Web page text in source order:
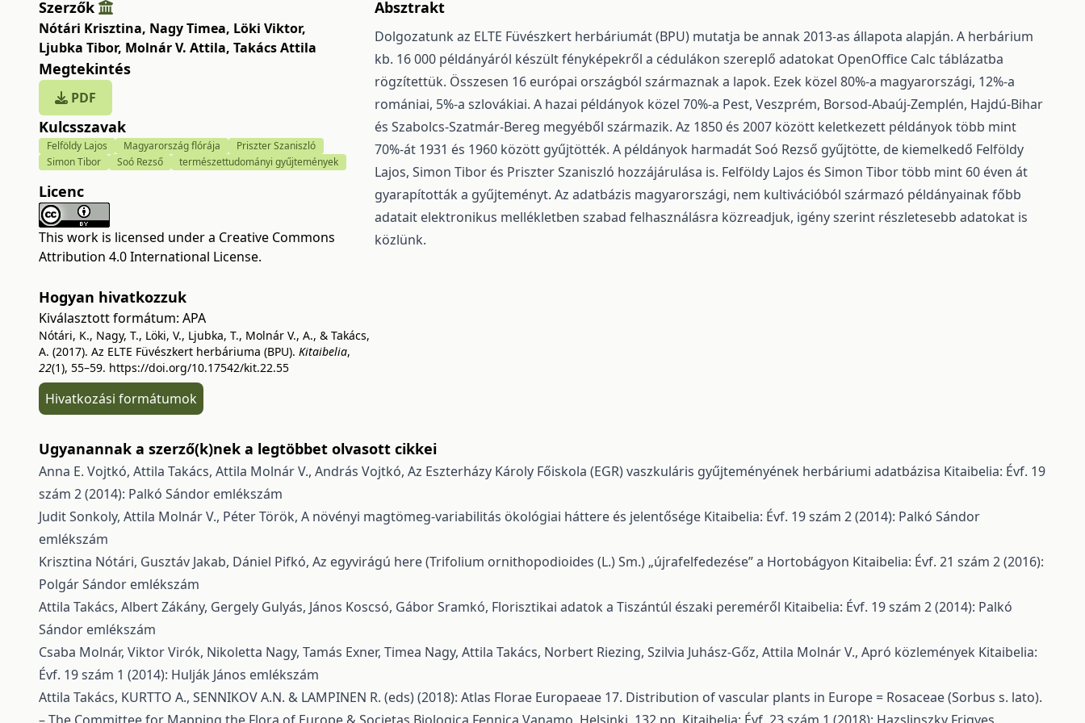
Szerzők
Nótári Krisztina, Nagy Timea, Löki Viktor,
Ljubka Tibor, Molnár V. Attila, Takács Attila
Megtekintés
PDF
Kulcsszavak
Felföldy Lajos Magyarország flórája
Priszter Szaniszló
Simon Tibor
Soó Rezső természettudományi gyűjtemények
Licenc
This work is licensed under a Creative Commons
Attribution 4.0 International License.
Hogyan hivatkozzuk
Kiválasztott formátum: APA
Nótári, K., Nagy, T., Löki, V., Ljubka, T., Molnár V., A., & Takács,
A. (2017). Az ELTE Füvészkert herbáriuma (BPU). Kitaibelia,
22(1), 55–59. https://doi.org/10.17542/kit.22.55
Hivatkozási formátumok
Absztrakt
Dolgozatunk az ELTE Füvészkert herbáriumát (BPU) mutatja be annak 2013-as állapota alapján. A herbárium
kb. 16 000 példányáról készült fényképekről a cédulákon szereplő adatokat OpenOffice Calc táblázatba
rögzítettük. Összesen 16 európai országból származnak a lapok. Ezek közel 80%-a magyarországi, 12%-a
romániai, 5%-a szlovákiai. A hazai példányok közel 70%-a Pest, Veszprém, Borsod-Abaúj-Zemplén, Hajdú-Bihar
és Szabolcs-Szatmár-Bereg megyéből származik. Az 1850 és 2007 között keletkezett példányok több mint
70%-át 1931 és 1960 között gyűjtötték. A példányok harmadát Soó Rezső gyűjtötte, de kiemelkedő Felföldy
Lajos, Simon Tibor és Priszter Szaniszló hozzájárulása is. Felföldy Lajos és Simon Tibor több mint 60 éven át
gyarapították a gyűjteményt. Az adatbázis magyarországi, nem kultivációból származó példányainak főbb
adatait elektronikus mellékletben szabad felhasználásra közreadjuk, igény szerint részletesebb adatokat is
közlünk.
Ugyanannak a szerző(k)nek a legtöbbet olvasott cikkei
Anna E. Vojtkó, Attila Takács, Attila Molnár V., András Vojtkó, Az Eszterházy Károly Főiskola (EGR) vaszkuláris gyűjteményének herbáriumi adatbázisa Kitaibelia: Évf. 19
szám 2 (2014): Palkó Sándor emlékszám
Judit Sonkoly, Attila Molnár V., Péter Török, A növényi magtömeg-variabilitás ökológiai háttere és jelentősége Kitaibelia: Évf. 19 szám 2 (2014): Palkó Sándor
emlékszám
Krisztina Nótári, Gusztáv Jakab, Dániel Pifkó, Az egyvirágú here (Trifolium ornithopodioides (L.) Sm.) „újrafelfedezése” a Hortobágyon Kitaibelia: Évf. 21 szám 2 (2016):
Polgár Sándor emlékszám
Attila Takács, Albert Zákány, Gergely Gulyás, János Koscsó, Gábor Sramkó, Florisztikai adatok a Tiszántúl északi pereméről Kitaibelia: Évf. 19 szám 2 (2014): Palkó
Sándor emlékszám
Csaba Molnár, Viktor Virók, Nikoletta Nagy, Tamás Exner, Timea Nagy, Attila Takács, Norbert Riezing, Szilvia Juhász-Gőz, Attila Molnár V., Apró közlemények Kitaibelia:
Évf. 19 szám 1 (2014): Hulják János emlékszám
Attila Takács, KURTTO A., SENNIKOV A.N. & LAMPINEN R. (eds) (2018): Atlas Florae Europaeae 17. Distribution of vascular plants in Europe = Rosaceae (Sorbus s. lato).